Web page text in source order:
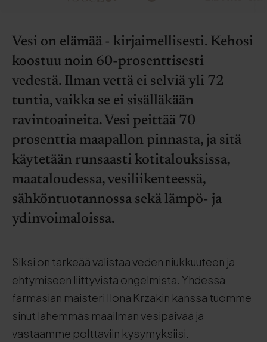
Vesi on elämää - kirjaimellisesti. Kehosi
koostuu noin 60-prosenttisesti
vedestä. Ilman vettä ei selviä yli 72
tuntia, vaikka se ei sisälläkään
ravintoaineita. Vesi peittää 70
prosenttia maapallon pinnasta, ja sitä
käytetään runsaasti kotitalouksissa,
maataloudessa, vesiliikenteessä,
sähköntuotannossa sekä lämpö- ja
ydinvoimaloissa.
Siksi on tärkeää valistaa veden niukkuuteen ja
ehtymiseen liittyvistä ongelmista. Yhdessä
farmasian maisteri Ilona Krzakin kanssa tuomme
sinut lähemmäs maailman vesipäivää ja
vastaamme polttaviin kysymyksiisi.